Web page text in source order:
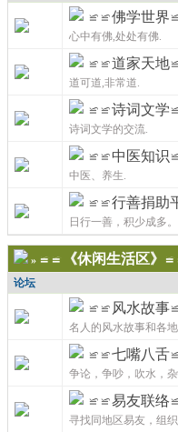
≌≌佛学世界
心中有佛,处处有佛.
≌≌道家天地
道可道,非常道.
≌≌诗词文学
诗词文学的交流.
≌≌中医知识
中医、养生.
≌≌行善捐助
日行一善，积少成多
» ≌≌《休闲生活区》
论坛
≌≌风水故事
名人的风水故事和各
≌≌七嘴八舌
争论，争吵，吹水，
≌≌易友联络
寻找同地区易友，组